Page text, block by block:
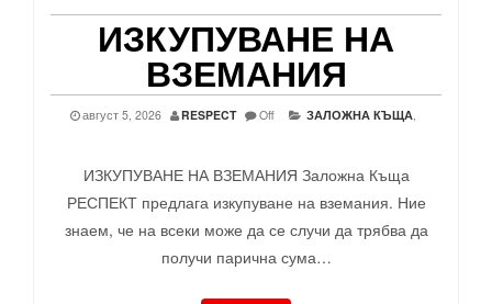
ИЗКУПУВАНЕ НА
ВЗЕМАНИЯ
август 5, 2026 RESPECT Off ЗАЛОЖНА КЪЩА,
ИЗКУПУВАНЕ НА ВЗЕМАНИЯ Заложна Къща
РЕСПЕКТ предлага изкупуване на вземания. Ние
знаем, че на всеки може да се случи да трябва да
получи парична сума…